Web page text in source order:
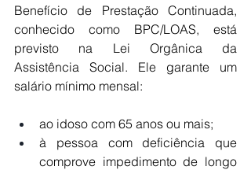
Benefício de Prestação Continuada,
conhecido como BPC/LOAS, está
previsto na Lei Orgânica da
Assistência Social. Ele garante um
salário mínimo mensal:
ao idoso com 65 anos ou mais;
à pessoa com deficiência que
comprove impedimento de longo